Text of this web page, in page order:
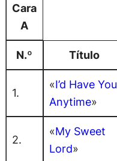
Cara
A
N.º Título
1.
«I’d Have You
Anytime»
2.
«My Sweet
Lord»